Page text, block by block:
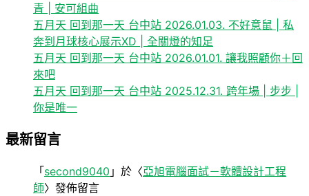
青 | 安可組曲
五月天 回到那一天 台中站 2026.01.03. 不好意鼠 | 私
奔到月球核心展示XD | 全關燈的知足
五月天 回到那一天 台中站 2026.01.01. 讓我照顧你＋回
來吧
五月天 回到那一天 台中站 2025.12.31. 跨年場 | 步步 |
你是唯一
最新留言
「second9040 」於〈亞旭電腦面試－軟體設計工程
師〉發佈留言